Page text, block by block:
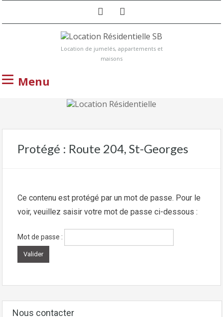
Location de jumelés, appartements et
maisons
Menu
Protégé : Route 204, St-Georges
Ce contenu est protégé par un mot de passe. Pour le
voir, veuillez saisir votre mot de passe ci-dessous :
Mot de passe :
Nous contacter